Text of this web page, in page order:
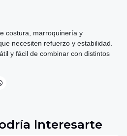
costura, marroquinería y
necesiten refuerzo y estabilidad.
y fácil de combinar con distintos
Interesarte